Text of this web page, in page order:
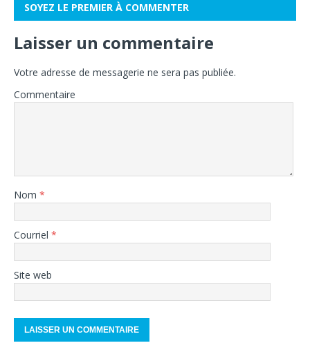
SOYEZ LE PREMIER À COMMENTER
Laisser un commentaire
Votre adresse de messagerie ne sera pas publiée.
Commentaire
Nom *
Courriel *
Site web